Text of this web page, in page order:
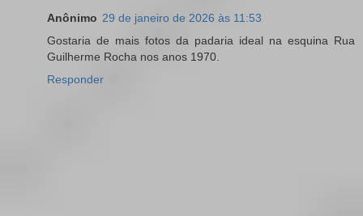
Anônimo 29 de janeiro de 2026 às 11:53
Gostaria de mais fotos da padaria ideal na esquina Rua
Guilherme Rocha nos anos 1970.
Responder